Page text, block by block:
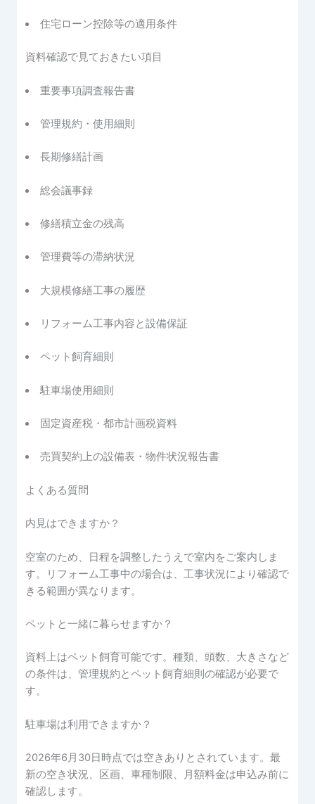
住宅ローン控除等の適用条件
資料確認で見ておきたい項目
重要事項調査報告書
管理規約・使用細則
長期修繕計画
総会議事録
修繕積立金の残高
管理費等の滞納状況
大規模修繕工事の履歴
リフォーム工事内容と設備保証
ペット飼育細則
駐車場使用細則
固定資産税・都市計画税資料
売買契約上の設備表・物件状況報告書
よくある質問
内見はできますか？
空室のため、日程を調整したうえで室内をご案内しま
す。リフォーム工事中の場合は、工事状況により確認で
きる範囲が異なります。
ペットと一緒に暮らせますか？
資料上はペット飼育可能です。種類、頭数、大きさなど
の条件は、管理規約とペット飼育細則の確認が必要で
す。
駐車場は利用できますか？
2026年6月30日時点では空きありとされています。最
新の空き状況、区画、車種制限、月額料金は申込み前に
確認します。